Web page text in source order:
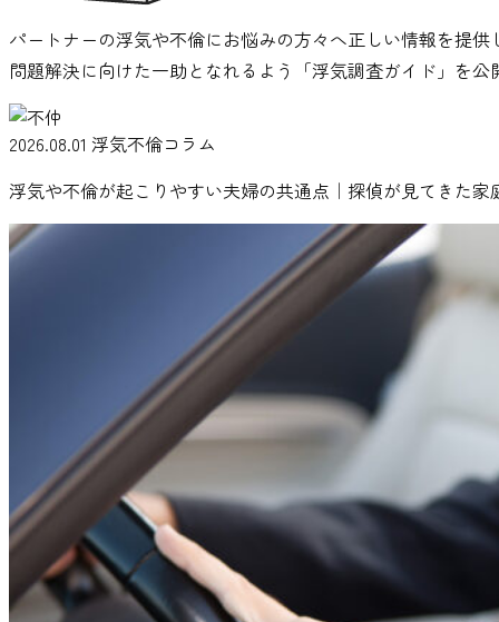
パートナーの浮気や不倫にお悩みの方々へ正しい情報を提供
問題解決に向けた一助となれるよう「浮気調査ガイド」を公
2026.08.01 浮気不倫コラム
浮気や不倫が起こりやすい夫婦の共通点｜探偵が見てきた家